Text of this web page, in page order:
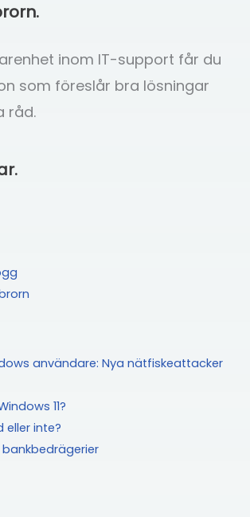
inom IT-support får du
som föreslår bra lösningar
råd.
användare: Nya nätfiskeattacker
11?
eller inte?